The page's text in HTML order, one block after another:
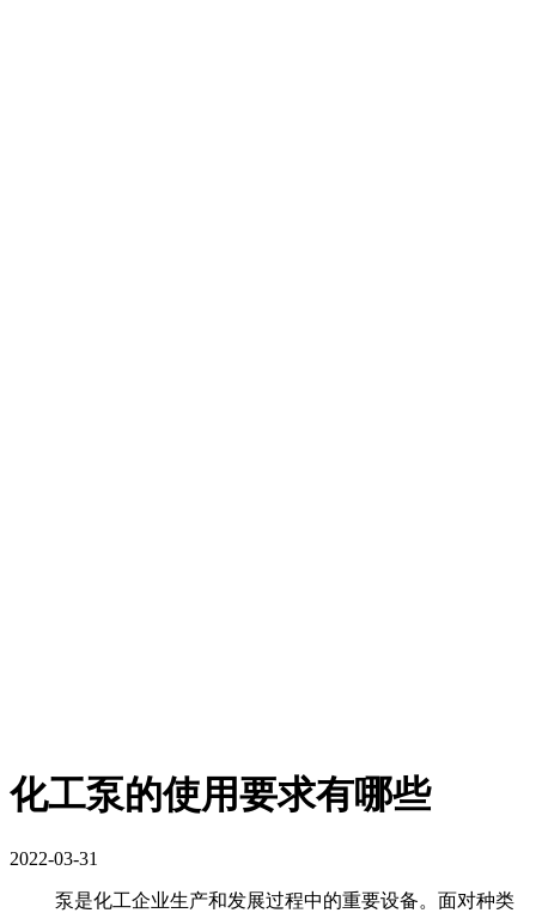
化工泵的使用要求有哪些
2022-03-31
泵是化工企业生产和发展过程中的重要设备。面对种类